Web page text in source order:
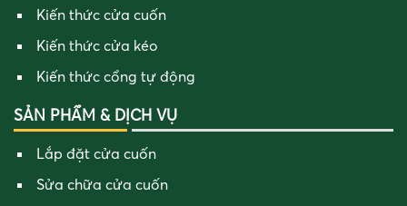
Kiến thức cửa cuốn
Kiến thức cửa kéo
Kiến thức cổng tự động
SẢN PHẨM & DỊCH VỤ
Lắp đặt cửa cuốn
Sửa chữa cửa cuốn